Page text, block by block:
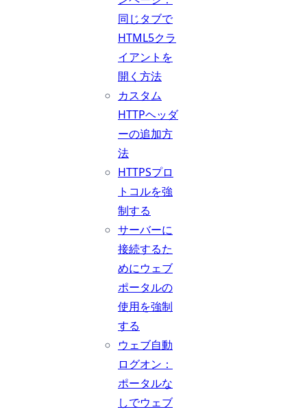
同じタブで
HTML5クラ
イアントを
開く方法
カスタム
HTTPヘッダ
ーの追加方
法
HTTPSプロ
トコルを強
制する
サーバーに
接続するた
めにウェブ
ポータルの
使用を強制
する
ウェブ自動
ログオン：
ポータルな
しでウェブ